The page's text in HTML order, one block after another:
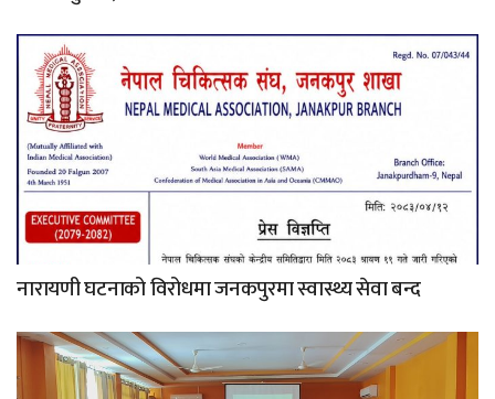
नारायणी घटनाको विरोधमा जनकपुरमा स्वास्थ्य सेवा बन्द